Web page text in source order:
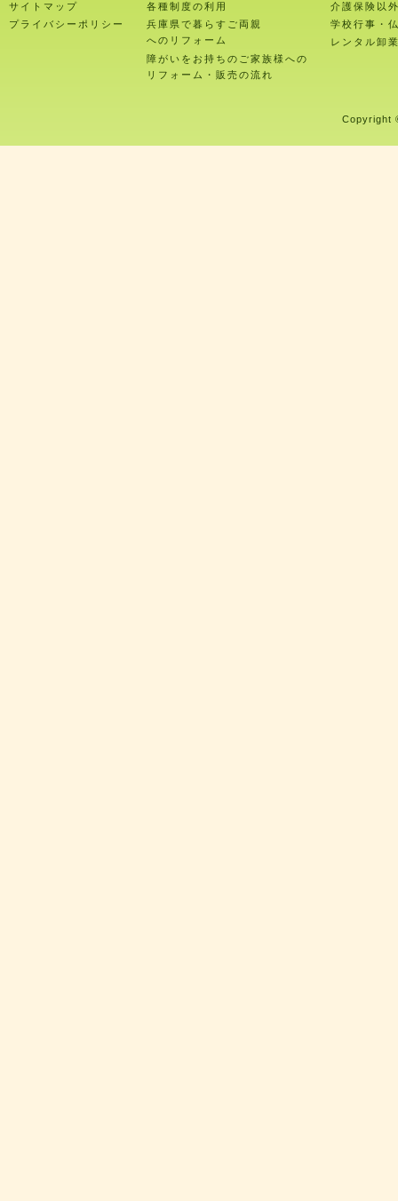
サイトマップ
プライバシーポリシー
各種制度の利用
兵庫県で暮らすご両親
へのリフォーム
障がいをお持ちのご家族様への
リフォーム・販売の流れ
介護保険以
学校行事・
レンタル卸
Copyright